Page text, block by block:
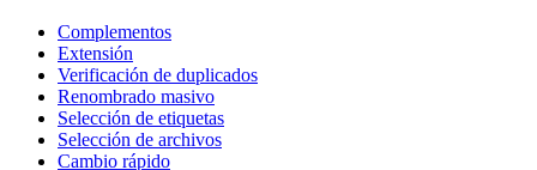
Complementos
Extensión
Verificación de duplicados
Renombrado masivo
Selección de etiquetas
Selección de archivos
Cambio rápido